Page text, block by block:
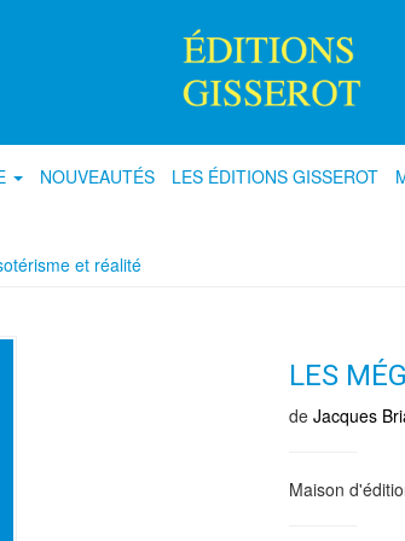
NOUVEAUTÉS LES ÉDITIONS GISSEROT
et réalité
LES
de Jacques
Maison